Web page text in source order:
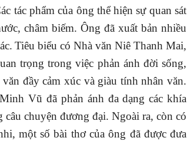
tác phẩm của ông thể hiện sự quan sát
châm biếm. Ông đã xuất bản nhiều
Tiêu biểu có Nhà văn Niê Thanh Mai,
trọng trong việc phản ánh đời sống,
đầy cảm xúc và giàu tính nhân văn.
Vũ đã phản ánh đa dạng các khía
chuyện đương đại. Ngoài ra, còn có
một số bài thơ của ông đã được đưa